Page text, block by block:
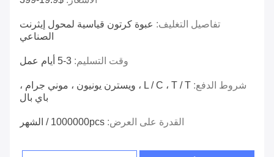
تفاصيل التغليف: عبوة كرتون قياسية لمحول إيثرنت
الصناعي
وقت التسليم: 3-5 أيام عمل
شروط الدفع:
L / C ، T / T ، ويسترن يونيون ، موني جرام ،
باي بال
القدرة على العرض: 1000000pcs / الشهر